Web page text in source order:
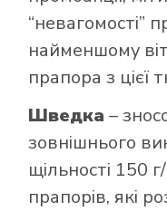
“невагомості”
найменшому
прапора з цієї
Шведка –
зовнішнього
щільності 150
прапорів, які